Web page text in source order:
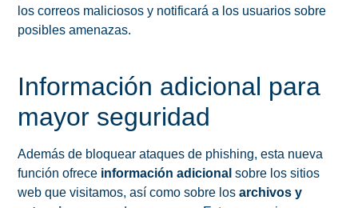
los correos maliciosos y notificará a los usuarios sobre
posibles amenazas.
Información adicional para
mayor seguridad
Además de bloquear ataques de phishing, esta nueva
función ofrece información adicional sobre los sitios
web que visitamos, así como sobre los archivos y